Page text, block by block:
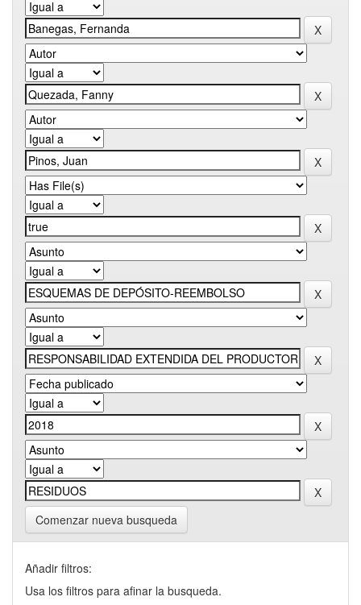
Comenzar nueva busqueda
Añadir filtros:
Usa los filtros para afinar la busqueda.